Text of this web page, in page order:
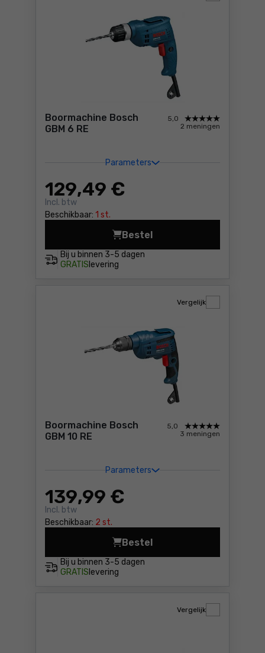
Boormachine Bosch
GBM 6 RE
Parameters
5,0
2 meningen
129,49 €
Incl. btw
Beschikbaar: 1 st.
Bij u binnen 3-5 dagen
GRATIS levering
Bestel
Boormachine Bosch GBM 6
Boormachine Bosch
GBM 10 RE
Parameters
5,0
3 meningen
139,99 €
Incl. btw
Beschikbaar: 2 st.
Vergelijk
Bij u binnen 3-5 dagen
GRATIS levering
Bestel
Boormachine Bosch GBM
Vergelijk